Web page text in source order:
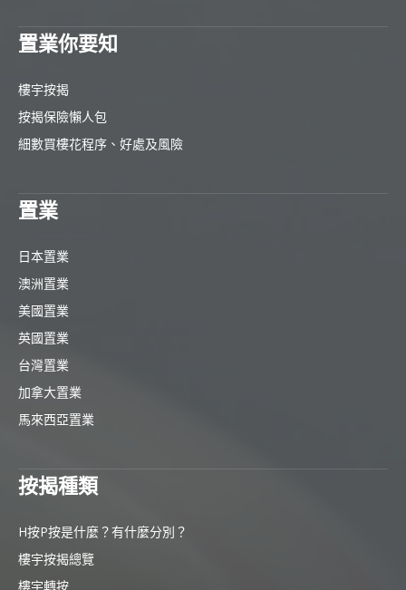
置業你要知
樓宇按揭
按揭保險懶人包
細數買樓花程序、好處及風險
置業
日本置業
澳洲置業
美國置業
英國置業
台灣置業
加拿大置業
馬來西亞置業
按揭種類
H按P按是什麼？有什麼分別？
樓宇按揭總覽
樓宇轉按